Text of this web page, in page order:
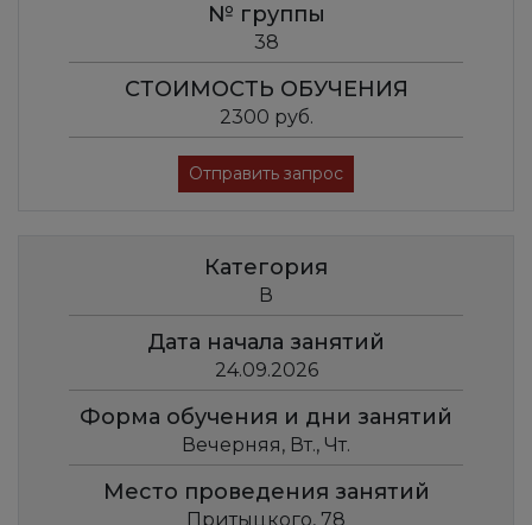
№ группы
38
СТОИМОСТЬ ОБУЧЕНИЯ
2300 руб.
Отправить запрос
Категория
В
Дата начала занятий
24.09.2026
Форма обучения и дни занятий
Вечерняя, Вт., Чт.
Место проведения занятий
Притыцкого, 78